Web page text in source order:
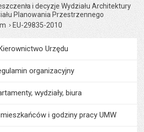
i decyzje Wydziału Architektury
Planowania Przestrzennego
EU-29835-2010
MenuUrząd Miejski
Urzędu
organizacyjny
wydziały, biura
i godziny pracy UMW